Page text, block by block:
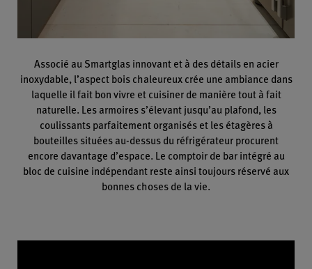
Associé au Smartglas innovant et à des détails en acier
inoxydable, l’aspect bois chaleureux crée une ambiance dans
laquelle il fait bon vivre et cuisiner de manière tout à fait
naturelle. Les armoires s’élevant jusqu’au plafond, les
coulissants parfaitement organisés et les étagères à
bouteilles situées au-dessus du réfrigérateur procurent
encore davantage d’espace. Le comptoir de bar intégré au
bloc de cuisine indépendant reste ainsi toujours réservé aux
bonnes choses de la vie.